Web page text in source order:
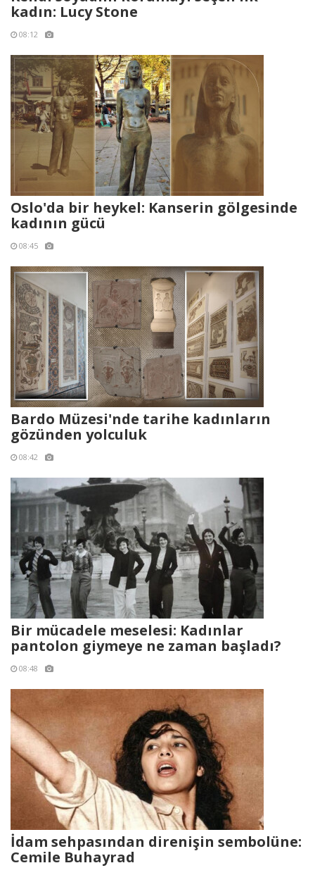
kadın: Lucy Stone
08:12
Oslo'da bir heykel: Kanserin gölgesinde
kadının gücü
08:45
Bardo Müzesi'nde tarihe kadınların
gözünden yolculuk
08:42
Bir mücadele meselesi: Kadınlar
pantolon giymeye ne zaman başladı?
08:48
İdam sehpasından direnişin sembolüne:
Cemile Buhayrad